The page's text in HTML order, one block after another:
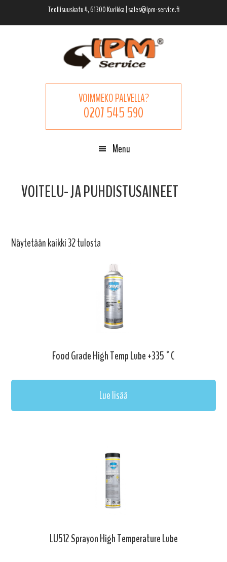
pääsisältöön
ensisijaiseen
alatunnisteeseen
Teollisuuskatu 4, 61300 Kurikka | sales@ipm-service.fi
VOIMMEKO PALVELLA?
0207 545 590
Menu
VOITELU- JA PUHDISTUSAINEET
Näytetään kaikki 32 tulosta
Food Grade High Temp Lube +335°C
Lue lisää
LU512 Sprayon High Temperature Lube